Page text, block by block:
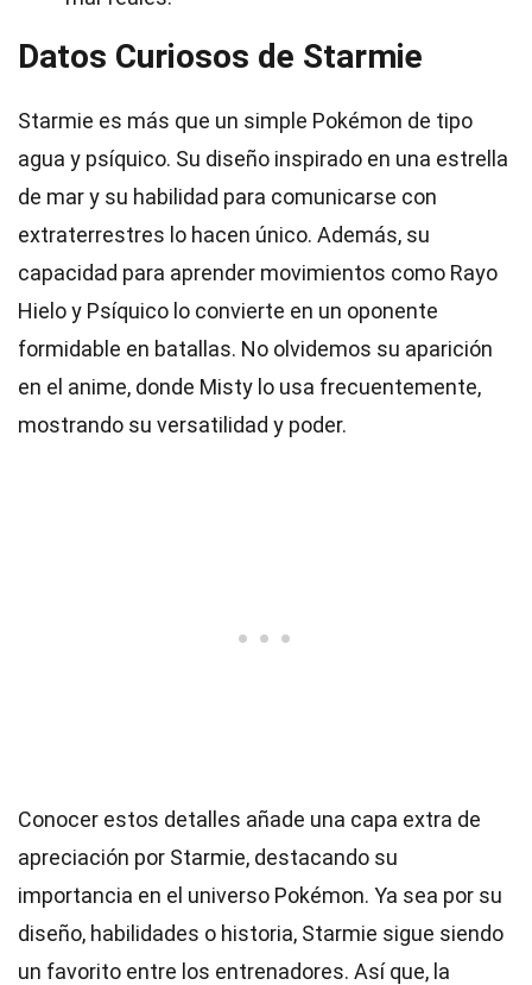
Datos Curiosos de Starmie
Starmie es más que un simple Pokémon de tipo
agua y psíquico. Su diseño inspirado en una estrella
de mar y su habilidad para comunicarse con
extraterrestres lo hacen único. Además, su
capacidad para aprender movimientos como Rayo
Hielo y Psíquico lo convierte en un oponente
formidable en batallas. No olvidemos su aparición
en el anime, donde Misty lo usa frecuentemente,
mostrando su versatilidad y poder.
Conocer estos detalles añade una capa extra de
apreciación por Starmie, destacando su
importancia en el universo Pokémon. Ya sea por su
diseño, habilidades o historia, Starmie sigue siendo
un favorito entre los entrenadores. Así que, la